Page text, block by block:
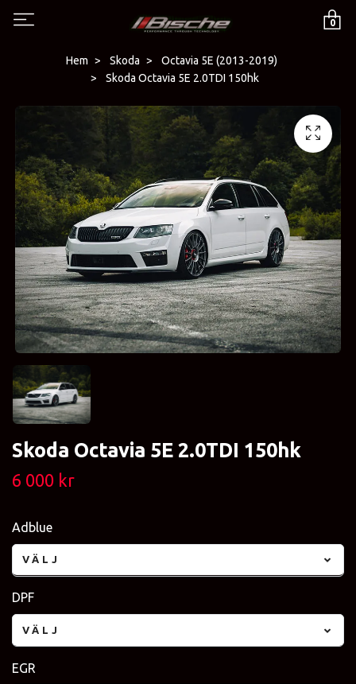
0
Hem Skoda
Octavia 5E (2013-2019)
Skoda Octavia 5E 2.0TDI 150hk
Skoda Octavia 5E 2.0TDI 150hk
6 000 kr
Adblue
VÄLJ
DPF
VÄLJ
EGR